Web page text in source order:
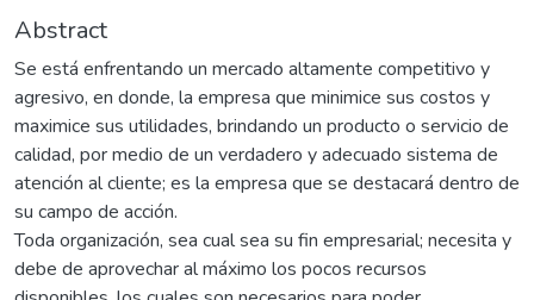
Abstract
Se está enfrentando un mercado altamente competitivo y
agresivo, en donde, la empresa que minimice sus costos y
maximice sus utilidades, brindando un producto o servicio de
calidad, por medio de un verdadero y adecuado sistema de
atención al cliente; es la empresa que se destacará dentro de
su campo de acción.
Toda organización, sea cual sea su fin empresarial; necesita y
debe de aprovechar al máximo los pocos recursos